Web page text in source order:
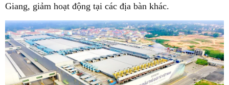
Giang, giảm hoạt động tại các địa bàn khác.